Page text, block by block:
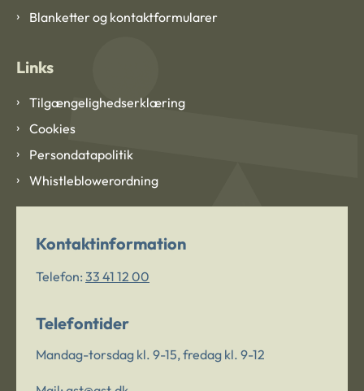
Blanketter og kontaktformularer
Links
Tilgængelighedserklæring
Cookies
Persondatapolitik
Whistleblowerordning
Kontaktinformation
Telefon: 33 41 12 00
Telefontider
Mandag-torsdag kl. 9-15, fredag kl. 9-12